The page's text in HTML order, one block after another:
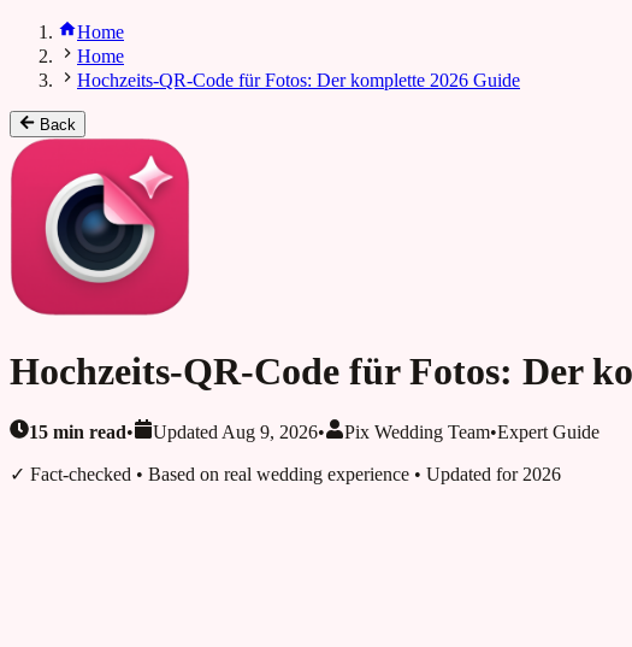
Home
Home
Hochzeits-QR-Code für Fotos: Der komplette 2026 Guide
Back
Hochzeits-QR-Code für Fotos: Der
15 min read• Updated Aug 9, 2026• Pix Wedding Team•Expert Guide
✓ Fact-checked • Based on real wedding experience • Updated for 2026